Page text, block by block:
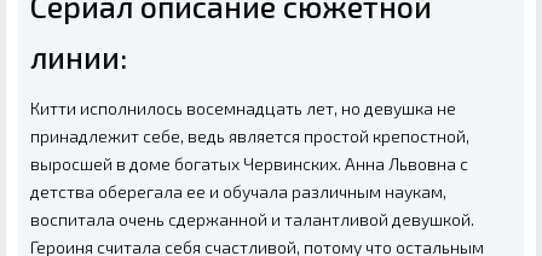
линии:
Китти исполнилось восемнадцать лет, но девушка не
принадлежит себе, ведь является простой крепостной,
выросшей в доме богатых Червинских. Анна Львовна с
детства оберегала ее и обучала различным наукам,
воспитала очень сдержанной и талантливой девушкой.
Героиня считала себя счастливой, потому что остальным